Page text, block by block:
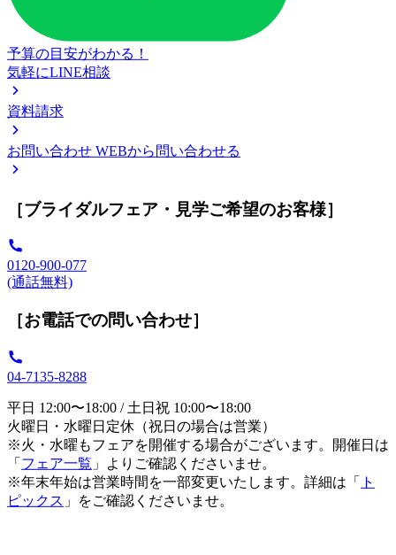
予算の目安がわかる！
気軽にLINE相談
資料請求
お問い合わせ WEBから問い合わせる
［ブライダルフェア・見学ご希望のお客様］
0120-900-077
(通話無料)
［お電話での問い合わせ］
04-7135-8288
平日 12:00〜18:00 / 土日祝 10:00〜18:00
火曜日・水曜日定休（祝日の場合は営業）
※火・水曜もフェアを開催する場合がございます。開催日は
「 フェア一覧 」よりご確認くださいませ。
※年末年始は営業時間を一部変更いたします。詳細は「
ト
ピックス 」をご確認くださいませ。